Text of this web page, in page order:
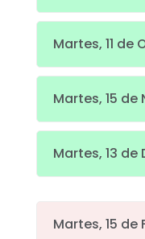
Martes, 11 de
Martes, 15
Martes, 13 de
Martes, 15 de